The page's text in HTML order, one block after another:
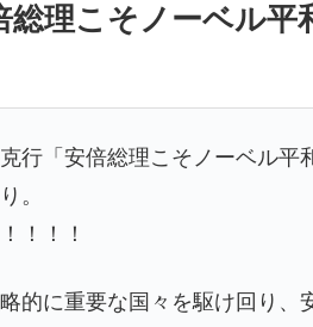
総理こそノーベル平
行「安倍総理こそノーベル平
。
！！！
略的に重要な国々を駆け回り